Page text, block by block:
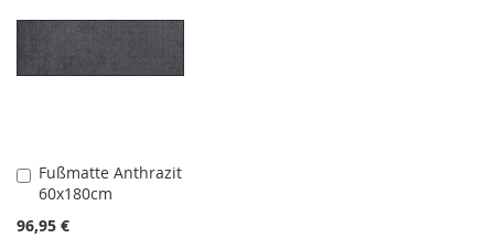
Fußmatte Anthrazit
60x180cm
96,95 €
In
den
Warenkorb